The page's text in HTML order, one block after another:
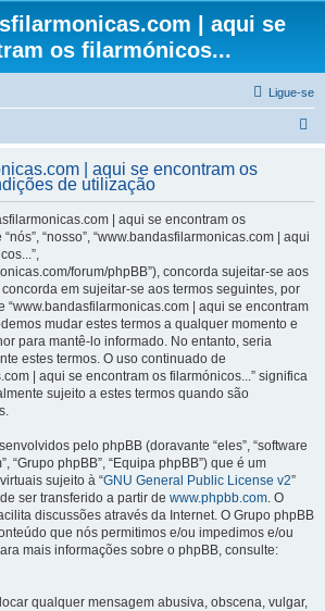
| aqui se
os filarmónicos...
Ligue-se
q
| aqui se encontram os
de utilização
| aqui se encontram os
“nosso”, “www.bandasfilarmonicas.com | aqui
forum/phpBB”), concorda sujeitar-se aos
em sujeitar-se aos termos seguintes, por
“www.bandasfilarmonicas.com | aqui se encontram
mudar estes termos a qualquer momento e
para mantê-lo informado. No entanto, seria
estes termos. O uso continuado de
| aqui se encontram os filarmónicos...” significa
sujeito a estes termos quando são
pelo phpBB (doravante “eles”, “software
“Grupo phpBB”, “Equipa phpBB”) que é um
sujeito à “GNU General Public License v2”
ser transferido a partir de www.phpbb.com. O
discussões através da Internet. O Grupo phpBB
que nós permitimos e/ou impedimos e/ou
mais informações sobre o phpBB, consulte:
qualquer mensagem abusiva, obscena, vulgar,